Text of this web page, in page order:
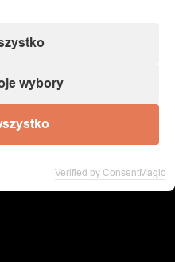
wybory
Verified by ConsentMagic